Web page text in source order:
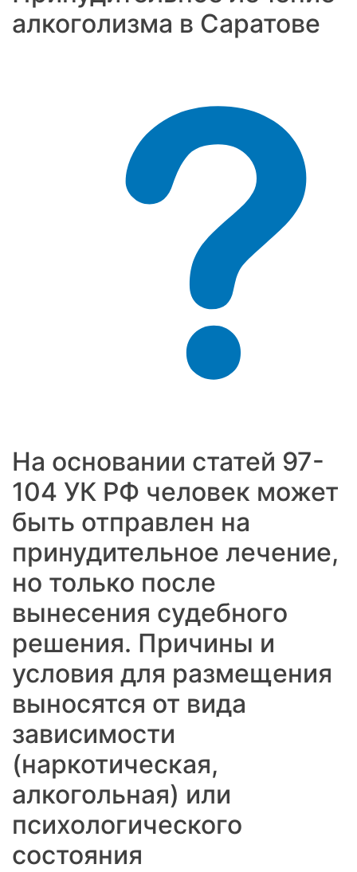
алкоголизма в Саратове
На основании статей 97-
104 УК РФ человек может
быть отправлен на
принудительное лечение,
но только после
вынесения судебного
решения. Причины и
условия для размещения
выносятся от вида
зависимости
(наркотическая,
алкогольная) или
психологического
состояния